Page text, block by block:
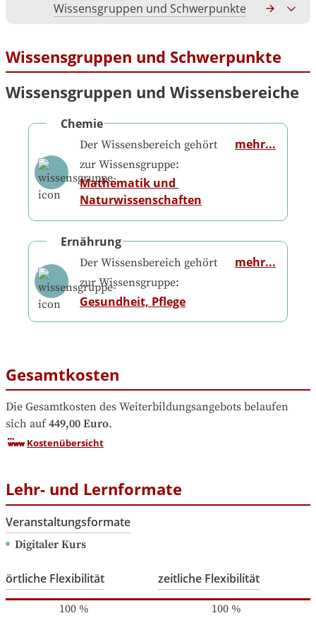
Wissensgruppen und Schwerpunkte
Wissensgruppen und Schwerpunkte
Wissensgruppen und Wissensbereiche
Chemie
Der Wissensbereich gehört
zur Wissensgruppe:
Mathematik und
Naturwissenschaften
mehr...
Ernährung
Der Wissensbereich gehört
zur Wissensgruppe:
Gesundheit, Pflege
mehr...
Gesamtkosten
Die Gesamtkosten des Weiterbildungsangebots belaufen
sich auf 449,00 Euro.
Kostenübersicht
Lehr- und Lernformate
Veranstaltungsformate
Digitaler Kurs
örtliche Flexibilität
100%
zeitliche Flexibilität
100%